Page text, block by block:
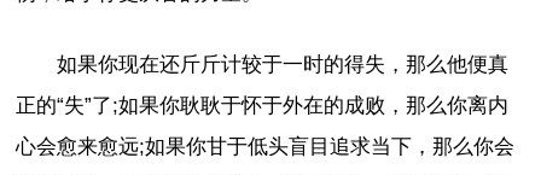
如果你现在还斤斤计较于一时的得失，那么他便真
正的“失”了;如果你耿耿于怀于外在的成败，那么你离内
心会愈来愈远;如果你甘于低头盲目追求当下，那么你会